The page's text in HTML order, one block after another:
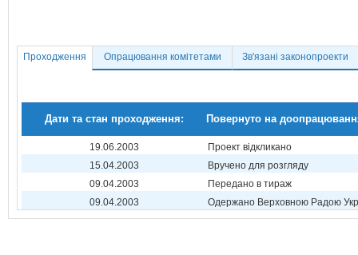
Проходження Опрацювання комітетами Зв'язані законопроекти
Дати та стан проходження: Повернуто на
19.06.2003
Проект відкликано
15.04.2003
Вручено для розгляду
09.04.2003
Передано в тираж
09.04.2003
Одержано Верховною Радою